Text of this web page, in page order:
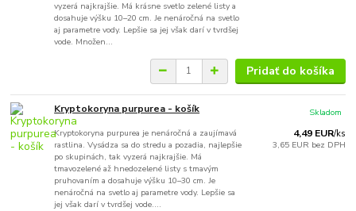
vyzerá najkrajšie. Má krásne svetlo zelené listy a
dosahuje výšku 10–20 cm. Je nenáročná na svetlo
aj parametre vody. Lepšie sa jej však darí v tvrdšej
vode. Množen...
Pridať do košíka
Kryptokoryna purpurea - košík
Kryptokoryna purpurea je nenáročná a zaujímavá
rastlina. Vysádza sa do stredu a pozadia, najlepšie
po skupinách, tak vyzerá najkrajšie. Má
tmavozelené až hnedozelené listy s tmavým
pruhovaním a dosahuje výšku 10–30 cm. Je
nenáročná na svetlo aj parametre vody. Lepšie sa
jej však darí v tvrdšej vode....
4,49 EUR/ks
3,65 EUR bez DPH
Skladom